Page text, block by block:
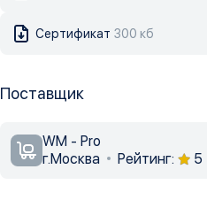
Сертификат 300 кб
Поставщик
WM - Pro
г.Москва
Рейтинг: 5